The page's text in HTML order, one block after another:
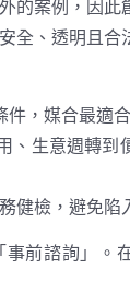
的案例，因此
全、透明且合
，媒合最適
、生意週轉到
健檢，避免陷
前諮詢」。